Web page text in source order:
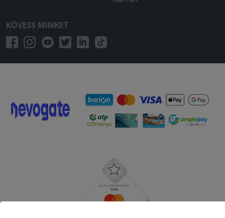
KÖVESS MINKET